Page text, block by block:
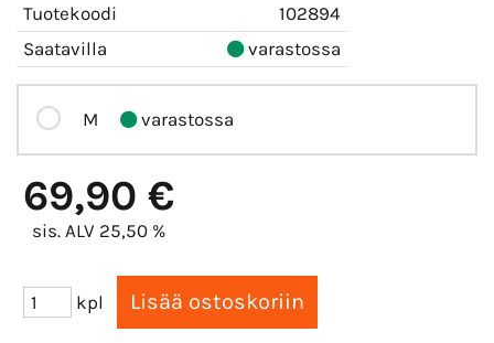
Tuotekoodi
102894
Saatavilla
varastossa
M varastossa
69,90 €
sis. ALV 25,50 %
kpl